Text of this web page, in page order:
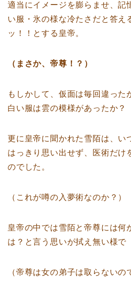
適当にイメージを膨らませ、記
い服・氷の様な冷たさだと答え
ッ！！とする皇帝。
（まさか、帝尊！？）
もしかして、仮面は毎回違った
白い服は雲の模様があったか？
更に皇帝に聞かれた雪陌は、い
はっきり思い出せず、医術だけ
のでした。
（これが噂の入夢術なのか？）
皇帝の中では雪陌と帝尊には何
は？と言う思いが拭え無い様で
（帝尊は女の弟子は取らないの